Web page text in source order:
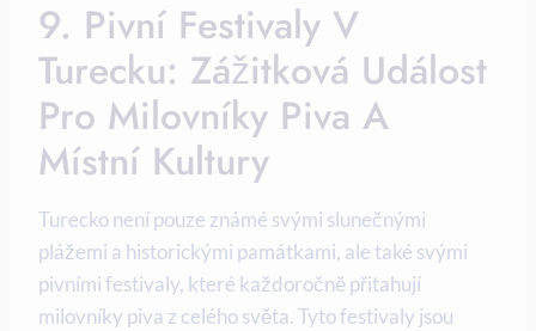
9. Pivní Festivaly V
Turecku: Zážitková Událost
Pro Milovníky Piva A
Místní Kultury
Turecko není pouze známé svými slunečnými
plážemi a historickými památkami, ale také svými
pivními festivaly, které každoročně přitahují
milovníky piva z celého světa. Tyto festivaly jsou